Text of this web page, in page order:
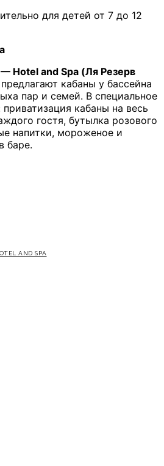
для детей от 7 до 12
Hotel and Spa (Ля Резерв
предлагают кабаны у бассейна
пар и семей. В специальное
кабаны на весь
гостя, бутылка розового
напитки, мороженое и
баре.
AND SPA